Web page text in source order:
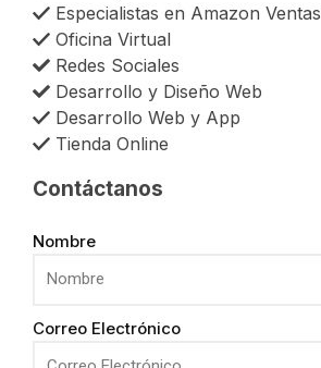
Especialistas en Amazon Ventas
Oficina Virtual
Redes Sociales
Desarrollo y Diseño Web
Desarrollo Web y App
Tienda Online
Contáctanos
Nombre
Correo Electrónico